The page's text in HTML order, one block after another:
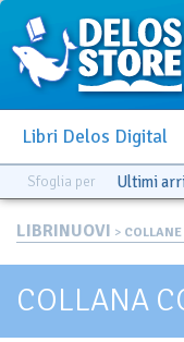
Libri Delos Digital
Sfoglia per Ultimi
LIBRINUOVI > COLLANE
COLLANA